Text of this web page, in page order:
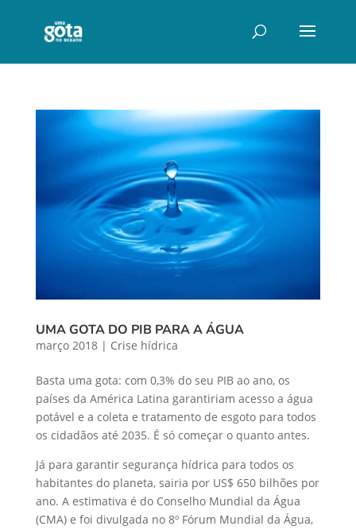
UMA GOTA DO PIB PARA A ÁGUA
março 2018| Crise hídrica
Basta uma gota: com 0,3% do seu PIB ao ano, os
países da América Latina garantiriam acesso a água
potável e a coleta e tratamento de esgoto para todos
os cidadãos até 2035. É só começar o quanto antes.
Já para garantir segurança hídrica para todos os
habitantes do planeta, sairia por US$ 650 bilhões por
ano. A estimativa é do Conselho Mundial da Água
(CMA) e foi divulgada no 8º Fórum Mundial da Água,